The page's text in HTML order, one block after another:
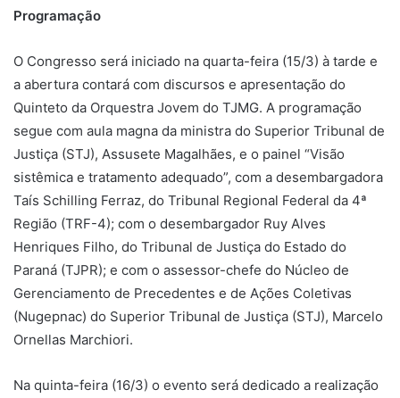
Programação
O Congresso será iniciado na quarta-feira (15/3) à tarde e
a abertura contará com discursos e apresentação do
Quinteto da Orquestra Jovem do TJMG. A programação
segue com aula magna da ministra do Superior Tribunal de
Justiça (STJ), Assusete Magalhães, e o painel “Visão
sistêmica e tratamento adequado”, com a desembargadora
Taís Schilling Ferraz, do Tribunal Regional Federal da 4ª
Região (TRF-4); com o desembargador Ruy Alves
Henriques Filho, do Tribunal de Justiça do Estado do
Paraná (TJPR); e com o assessor-chefe do Núcleo de
Gerenciamento de Precedentes e de Ações Coletivas
(Nugepnac) do Superior Tribunal de Justiça (STJ), Marcelo
Ornellas Marchiori.
Na quinta-feira (16/3) o evento será dedicado a realização